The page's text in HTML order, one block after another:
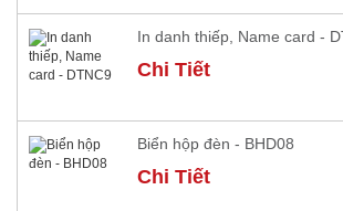
In danh thiếp, Name card -
Chi Tiết
Biển hộp đèn - BHD08
Chi Tiết